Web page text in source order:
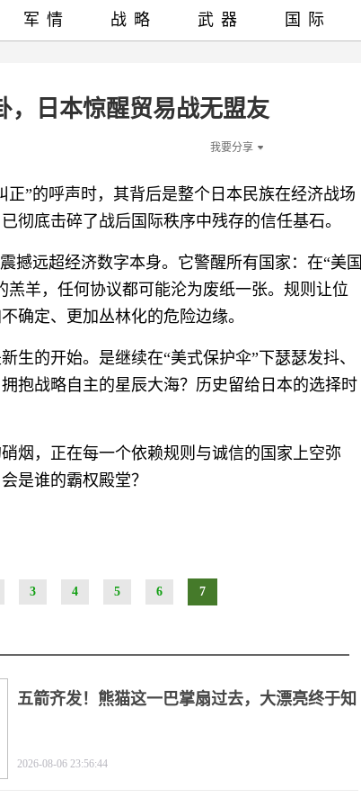
，日本惊醒贸易战无盟友
我要分享
”的呼声时，其背后是整个日本民族在经济战场
彻底击碎了战后国际秩序中残存的信任基石。
撼远超经济数字本身。它警醒所有国家：在“美国
羊，任何协议都可能沦为废纸一张。规则让位
确定、更加丛林化的危险边缘。
生的开始。是继续在“美式保护伞”下瑟瑟发抖、
抱战略自主的星辰大海？历史留给日本的选择时
烟，正在每一个依赖规则与诚信的国家上空弥
是谁的霸权殿堂？
3 4 5 6 7
军情 战略 武器 国际
五箭齐发！熊猫这一巴掌扇过去，大漂亮终于知
2026-08-06 23:56:44